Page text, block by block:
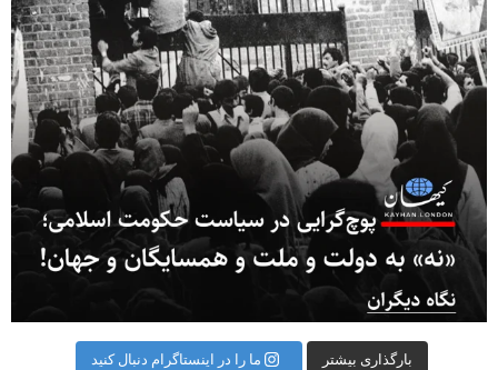
بارگذاری بیشتر ما را در اینستاگرام دنبال کنید